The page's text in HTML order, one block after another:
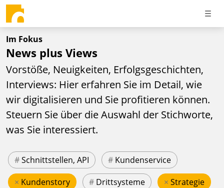
Im Fokus
News plus Views
Vorstöße, Neuigkeiten, Erfolgsgeschichten,
Interviews: Hier erfahren Sie im Detail, wie
wir digitalisieren und Sie profitieren können.
Steuern Sie über die Auswahl der Stichworte,
was Sie interessiert.
#Schnittstellen, API # Kundenservice
× Kundenstory # Drittsysteme × Strategie